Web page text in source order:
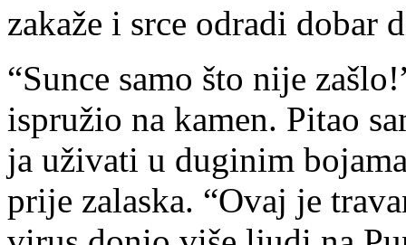
zakaže i srce odradi dobar
“Sunce samo što nije
ispružio na kamen. Pitao
ja uživati u duginim
prije zalaska. “Ovaj je